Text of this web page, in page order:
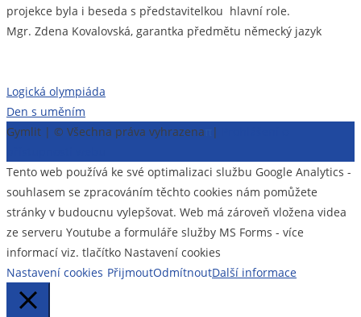
projekce byla i beseda s představitelkou hlavní role.
Mgr. Zdena Kovalovská, garantka předmětu německý jazyk
Navigace
pro
příspěvek
Logická olympiáda
Den s uměním
Gymlit | © Všechna práva vyhrazena
|
Tento web používá ke své optimalizaci službu Google Analytics -
souhlasem se zpracováním těchto cookies nám pomůžete
stránky v budoucnu vylepšovat. Web má zároveň vložena videa
ze serveru Youtube a formuláře služby MS Forms - více
informací viz. tlačítko Nastavení cookies
Nastavení cookies PřijmoutOdmítnoutDalší informace